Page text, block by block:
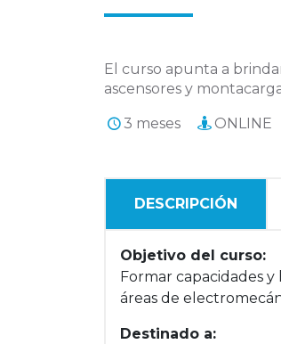
El curso apunta a
ascensores y
3 meses ONLINE
DESCRIPCIÓN
Objetivo del curso:
Formar capacidades
áreas de
Destinado a: